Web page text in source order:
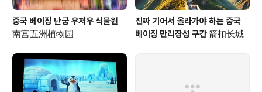
중국 베이징 난궁 우저우 식물원
南宫五洲植物园
진짜 기어서 올라가야 하는 중국
베이징 만리장성 구간 箭扣长城